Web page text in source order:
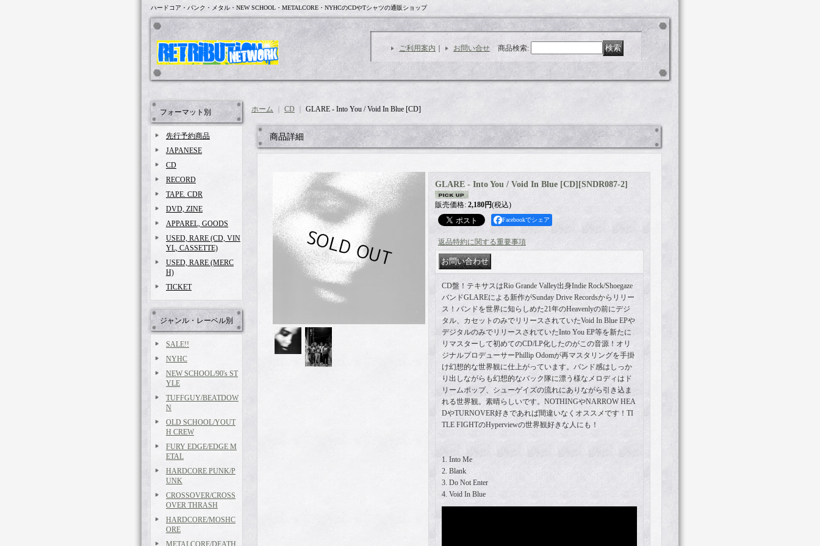
ハードコア・パンク・メタル・NEW SCHOOL・METALCORE・NYHCのCDやTシャツの通販ショップ
ご利用案内 お問い合せ 商品検索:
フォーマット別
先行予約商品
JAPANESE
CD
RECORD
TAPE. CDR
DVD, ZINE
APPAREL, GOODS
USED, RARE (CD, VIN
YL, CASSETTE)
USED, RARE (MERC
H)
TICKET
ジャンル・レーベル別
SALE!!
NYHC
NEW SCHOOL/90's ST
YLE
TUFFGUY/BEATDOW
N
OLD SCHOOL/YOUT
H CREW
FURY EDGE/EDGE M
ETAL
HARDCORE PUNK/P
UNK
CROSSOVER/CROSS
OVER THRASH
HARDCORE/MOSHC
ORE
METALCORE/DEATH
ホーム CD GLARE - Into You / Void In Blue [CD]
商品詳細
GLARE - Into You / Void In Blue [CD] [SNDR087-2]
販売価格: 2,180円(税込)
Facebookでシェア
返品特約に関する重要事項
CD盤！テキサスはRio Grande Valley出身Indie Rock/Shoegaze
バンドGLAREによる新作がSunday Drive Recordsからリリー
ス！バンドを世界に知らしめた21年のHeavenlyの前にデジ
タル、カセットのみでリリースされていたVoid In Blue EPや
デジタルのみでリリースされていたInto You EP等を新たに
リマスターして初めてのCD/LP化したのがこの音源！オリ
ジナルプロデューサーPhillip Odomが再マスタリングを手掛
け幻想的な世界観に仕上がっています。バンド感はしっか
り出しながらも幻想的なバック隊に漂う様なメロディはド
リームポップ、シューゲイズの流れにありながら引き込ま
れる世界観。素晴らしいです。NOTHINGやNARROW HEA
DやTURNOVER好きであれば間違いなくオススメです！TI
TLE FIGHTのHyperviewの世界観好きな人にも！
1. Into Me
2. Blank
3. Do Not Enter
4. Void In Blue